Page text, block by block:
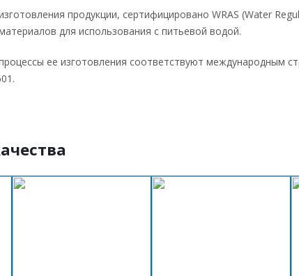
продукции, сертифицировано WRAS (Water
для использования с питьевой водой.
ее изготовления соответствуют международным